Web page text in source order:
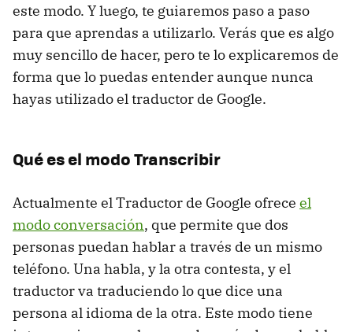
este modo. Y luego, te guiaremos paso a paso
para que aprendas a utilizarlo. Verás que es algo
muy sencillo de hacer, pero te lo explicaremos de
forma que lo puedas entender aunque nunca
hayas utilizado el traductor de Google.
Qué es el modo Transcribir
Actualmente el Traductor de Google ofrece el
modo conversación, que permite que dos
personas puedan hablar a través de un mismo
teléfono. Una habla, y la otra contesta, y el
traductor va traduciendo lo que dice una
persona al idioma de la otra. Este modo tiene